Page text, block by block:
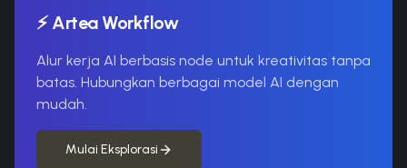
⚡ Artea Workflow
Alur kerja AI berbasis node untuk kreativitas tanpa
batas. Hubungkan berbagai model AI dengan
mudah.
Mulai Eksplorasi